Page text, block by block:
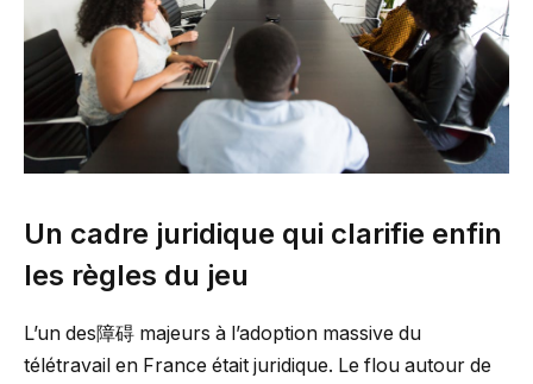
Un cadre juridique qui clarifie enfin
les règles du jeu
L’un des障碍 majeurs à l’adoption massive du
télétravail en France était juridique. Le flou autour de